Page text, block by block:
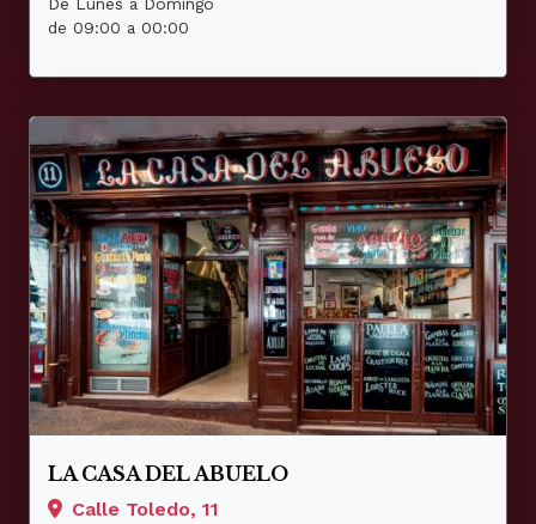
De Lunes a Domingo
de 09:00 a 00:00
LA CASA DEL ABUELO
Calle Toledo, 11